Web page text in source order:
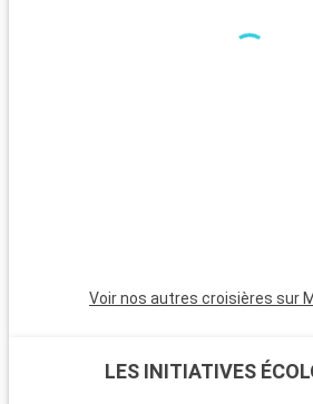
le train à vapeur Molli, est une
Voir nos autres croisières sur
LES INITIATIVES